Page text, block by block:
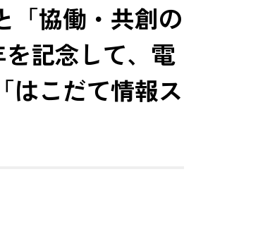
「協働・共創の
記念して、電
はこだて情報ス